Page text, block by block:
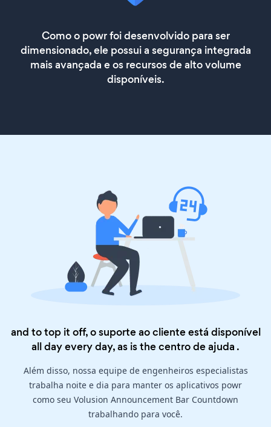
Como o powr foi desenvolvido para ser
dimensionado, ele possui a segurança integrada
mais avançada e os recursos de alto volume
disponíveis.
and to top it off, o suporte ao cliente está disponível
all day every day, as is thecentro de ajuda .
Além disso, nossa equipe de engenheiros especialistas
trabalha noite e dia para manter os aplicativos powr
como seu Volusion Announcement Bar Countdown
trabalhando para você.